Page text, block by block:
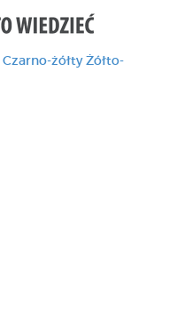
Czarno-żółty Żółto-